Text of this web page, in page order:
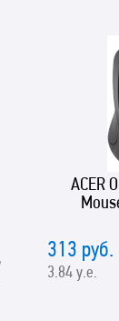
ACER
313 руб.
3.84 у.е.